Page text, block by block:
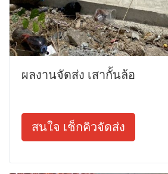
ผลงานจัดส่ง เสากั้นล้อ
สนใจ เช็กคิวจัดส่ง